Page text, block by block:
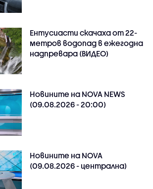
Ентусиасти скачаха от 22-
метров водопад в ежегодна
надпревара (ВИДЕО)
Новините на NOVA NEWS
(09.08.2026 - 20:00)
Новините на NOVA
(09.08.2026 - централна)